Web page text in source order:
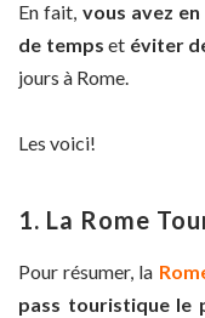
En fait, vous avez
de temps et éviter
jours à Rome.
Les voici!
1. La Rome
Pour résumer, la
pass touristique le